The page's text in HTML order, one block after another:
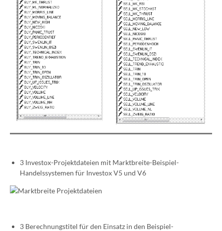
3 Investox-Projektdateien mit Marktbreite-Beispiel-
Handelssystemen für Investox V5 und V6
3 Berechnungstitel für den Einsatz in den Beispiel-